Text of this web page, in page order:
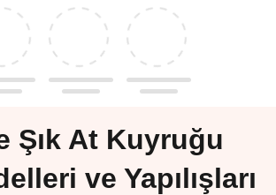
Şık At Kuyruğu
ve Yapılışları